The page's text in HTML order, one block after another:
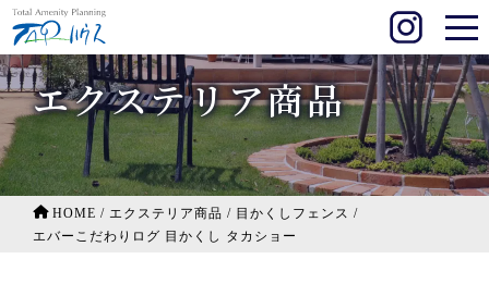
エクステリア商品
HOME / エクステリア商品 / 目かくしフェンス /
エバーこだわりログ 目かくし タカショー